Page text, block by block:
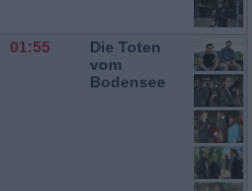
01:55
Die Toten
vom
Bodensee